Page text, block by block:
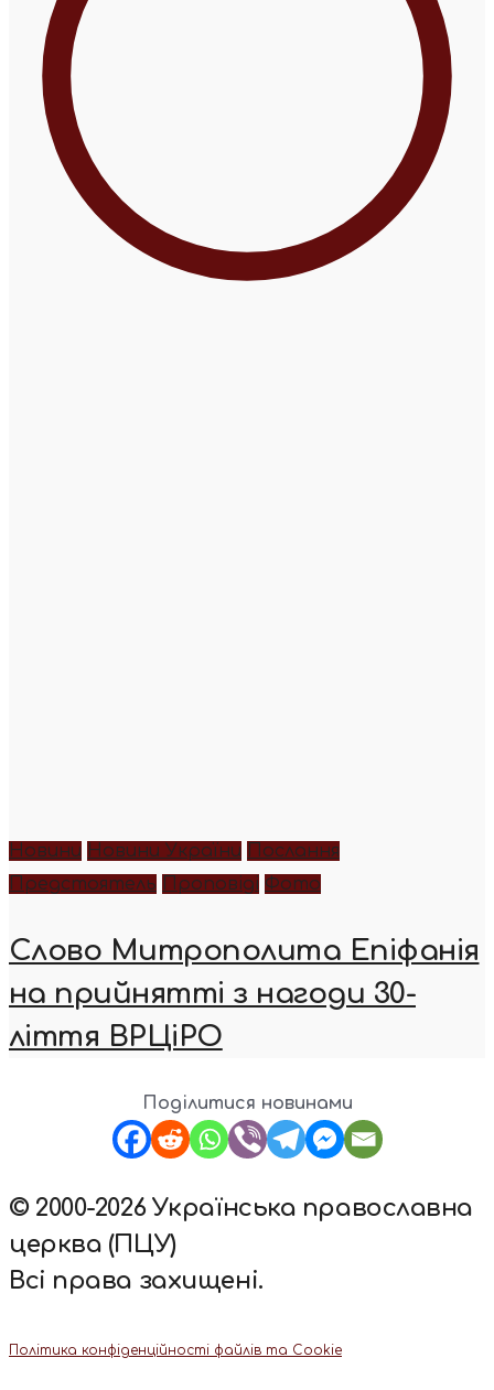
Новини Новини України
Послання
Предстоятель
Проповіді Фото
Слово Митрополита Епіфанія
на прийнятті з нагоди 30-
ліття ВРЦіРО
Поділитися новинами
© 2000-2026 Українська православна
церква (ПЦУ)
Всі права захищені.
Політика конфіденційності файлів та Cookie